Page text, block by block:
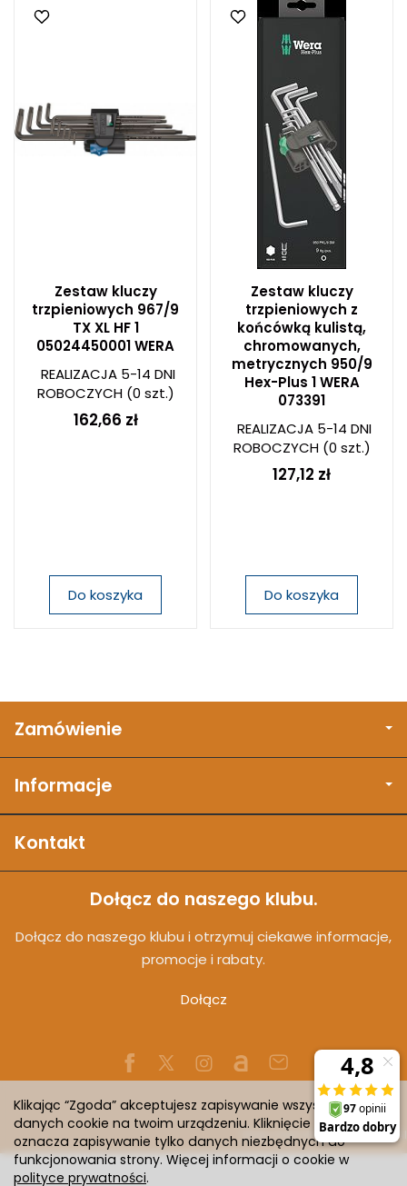
Zestaw kluczy
trzpieniowych 967/9
TX XL HF 1
05024450001 WERA
REALIZACJA 5-14 DNI
ROBOCZYCH(0 szt.)
162,66 zł
Do koszyka
Zestaw kluczy
trzpieniowych z
końcówką kulistą,
chromowanych,
metrycznych 950/9
Hex-Plus 1 WERA
073391
REALIZACJA 5-14 DNI
ROBOCZYCH(0 szt.)
127,12 zł
Do koszyka
Zamówienie
Informacje
Kontakt
Dołącz do naszego klubu.
Dołącz do naszego klubu i otrzymuj ciekawe informacje,
promocje i rabaty.
Dołącz
Sklep internetowy SOTESHOP AI
Klikając “Zgoda” akceptujesz zapisywanie wszystkich
danych cookie na twoim urządzeniu. Kliknięcie “Odmowa”
oznacza zapisywanie tylko danych niezbędnych do
funkcjonowania strony. Więcej informacji o cookie w
polityce prywatności.